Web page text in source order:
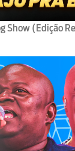
Show (Edição